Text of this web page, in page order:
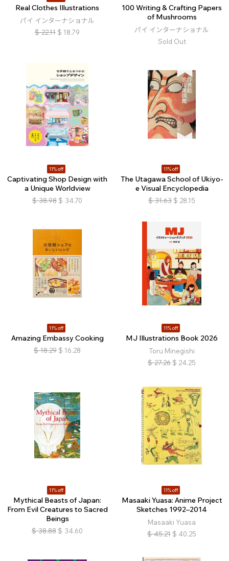
Real Clothes Illustrations
パイ インターナショナル
$ 22.11 $ 18.79
100 Writing & Crafting Papers
of Mushrooms
パイ インターナショナル
Sold Out
11% off
Captivating Shop Design with
a Unique Worldview
$ 38.98 $ 34.70
11% off
The Utagawa School of Ukiyo-
e Visual Encyclopedia
$ 31.63 $ 28.15
11% off
Amazing Embassy Cooking
$ 18.29 $ 16.28
11% off
MJ Illustrations Book 2026
Toru Minegishi
$ 27.26 $ 24.25
11% off
Mythical Beasts of Japan:
From Evil Creatures to Sacred
Beings
$ 38.88 $ 34.60
11% off
Masaaki Yuasa: Anime Project
Sketches 1992–2014
Masaaki Yuasa
$ 45.21 $ 40.25